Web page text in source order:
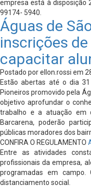
empresa está à disposição
99174- 5940.
Águas de
inscrições
capacitar
Postado por ellon.rossi em
Estão abertas até o dia
Pioneiros promovido pela
objetivo aprofundar o
trabalho e a atuação em
Barcarena, poderão
públicas moradores dos
CONFIRA O REGULAMENTO
Entre as atividades
profissionais da empresa,
programadas em
distanciamento social.